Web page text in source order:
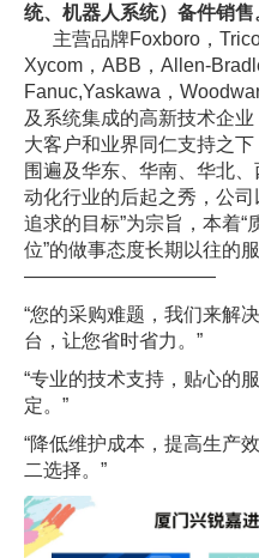
统、机器人系统）备件销售
主营品牌Foxboro，
Xycom，ABB，Allen-
Fanuc,Yaskawa，
及系统集成的高新技术企
大客户和业界同仁支持之
围遍及华东、华南、华北
动化行业的后起之秀，公
追求的目标”为宗旨，本着“
位”的做事态度长期以往的
——————————
“您的采购难题，我们来解
台，让您省时省力。”
“专业的技术支持，贴心的
定。”
“降低维护成本，提高生产
二选择。”